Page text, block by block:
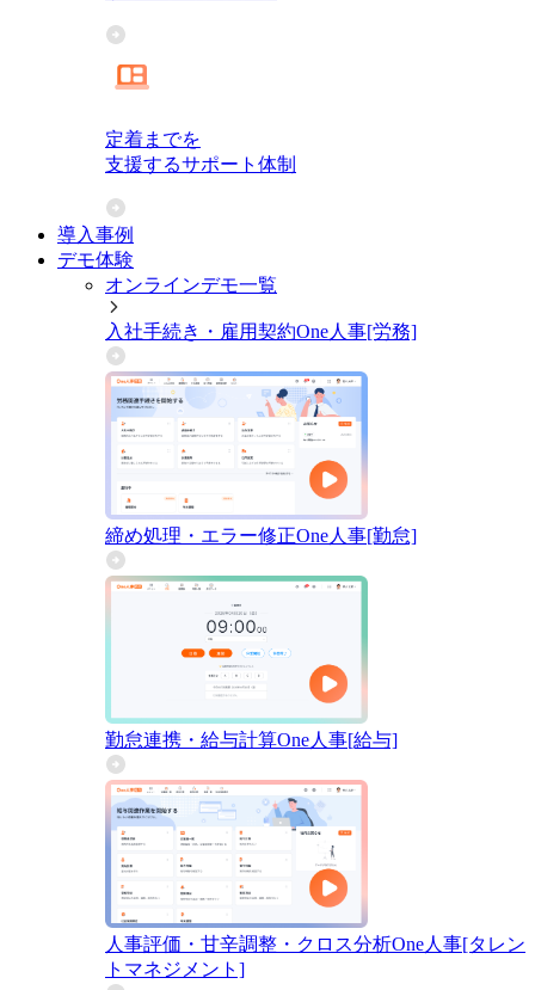
定着までを
支援するサポート体制
導入事例
デモ体験
オンラインデモ一覧
入社手続き・雇用契約One人事[労務]
締め処理・エラー修正One人事[勤怠]
勤怠連携・給与計算One人事[給与]
人事評価・甘辛調整・クロス分析One人事[タレン
トマネジメント]